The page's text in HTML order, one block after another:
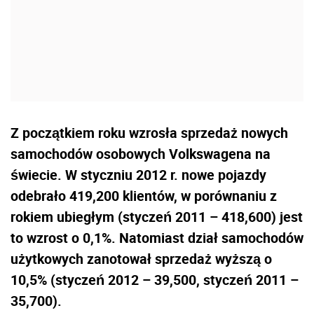
Z początkiem roku wzrosła sprzedaż nowych
samochodów osobowych Volkswagena na
świecie. W styczniu 2012 r. nowe pojazdy
odebrało 419,200 klientów, w porównaniu z
rokiem ubiegłym (styczeń 2011 – 418,600) jest
to wzrost o 0,1%. Natomiast dział samochodów
użytkowych zanotował sprzedaż wyższą o
10,5% (styczeń 2012 – 39,500, styczeń 2011 –
35,700).